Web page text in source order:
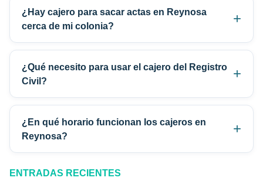
¿Hay cajero para sacar actas en Reynosa
cerca de mi colonia?
¿Qué necesito para usar el cajero del Registro
Civil?
¿En qué horario funcionan los cajeros en
Reynosa?
ENTRADAS RECIENTES